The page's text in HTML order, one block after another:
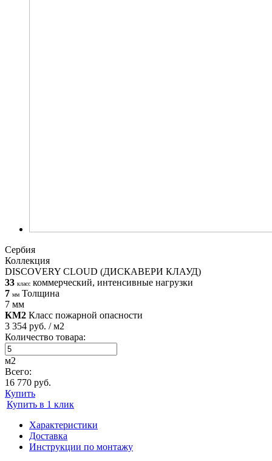
Сербия
Коллекция
DISCOVERY CLOUD (ДИСКАВЕРИ КЛАУД)
33 класс коммерческий, интенсивные нагрузки
7 мм Толщина
7 мм
КМ2 Класс пожарной опасности
3 354 руб. / м2
Количество товара:
м2
Всего:
16 770 руб.
Купить
Купить в 1 клик
Характеристики
Доставка
Инструкции по монтажу